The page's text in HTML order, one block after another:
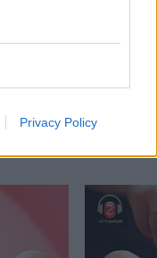
Privacy Policy